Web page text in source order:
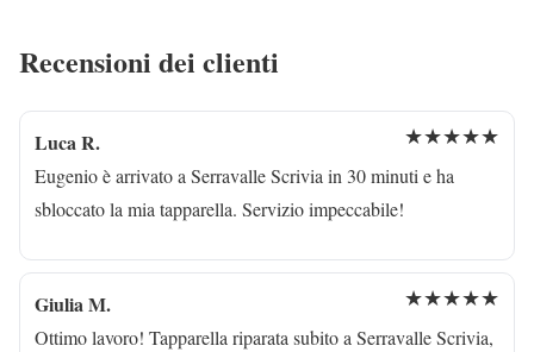
Recensioni dei clienti
Luca R. ★★★★★
Eugenio è arrivato a Serravalle Scrivia in 30 minuti e ha
sbloccato la mia tapparella. Servizio impeccabile!
Giulia M. ★★★★★
Ottimo lavoro! Tapparella riparata subito a Serravalle Scrivia,